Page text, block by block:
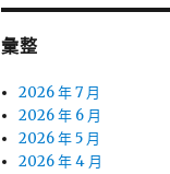
彙整
2026 年 7 月
2026 年 6 月
2026 年 5 月
2026 年 4 月